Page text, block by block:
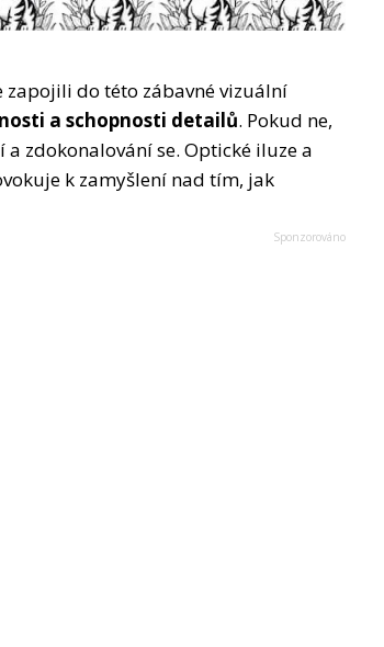
zapojili do této zábavné vizuální
a schopnosti detailů. Pokud ne,
zdokonalování se. Optické iluze a
k zamyšlení nad tím, jak